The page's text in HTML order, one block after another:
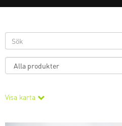
Visa karta